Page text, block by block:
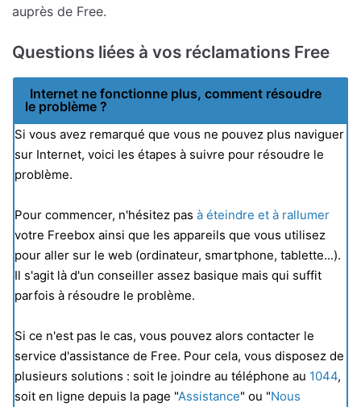
auprès de Free.
Questions liées à vos réclamations Free
Internet ne fonctionne plus, comment résoudre
le problème ?
Si vous avez remarqué que vous ne pouvez plus naviguer
sur Internet, voici les étapes à suivre pour résoudre le
problème.
Pour commencer, n'hésitez pas à éteindre et à rallumer
votre Freebox ainsi que les appareils que vous utilisez
pour aller sur le web (ordinateur, smartphone, tablette...).
Il s'agit là d'un conseiller assez basique mais qui suffit
parfois à résoudre le problème.
Si ce n'est pas le cas, vous pouvez alors contacter le
service d'assistance de Free. Pour cela, vous disposez de
plusieurs solutions : soit le joindre au téléphone au 1044,
soit en ligne depuis la page "Assistance" ou "Nous